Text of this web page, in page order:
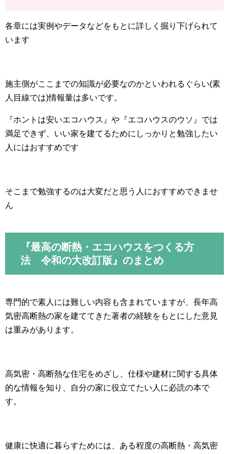
各章には実例やデータなどをもとに詳しく掘り下げられて
います
施主側がここまでの知識が必要なのかといわれるぐらい(素
人目線では)情報量は多いです。
『ホントは安いエコハウス』や『エコハウスのウソ』では
満足できず、いい家を建てるためにしっかりと勉強したい
人にはおすすめです
そこまで勉強するのは大変だと思う人におすすめできませ
ん
『最高の断熱・エコハウスをつくる方
法 令和の大改訂版』のまとめ
専門的で素人には難しい内容も含まれていますが、長年高
気密高断熱の家を建ててきた著者の経験をもとにした意見
は重みがあります。
高気密・高断熱な住宅をめざし、仕様や建材に関する具体
的な情報を知り、自分の家に役立てたい人に必読の本で
す。
健康に快適に暮らすためには、ある程度の高断熱・高気密